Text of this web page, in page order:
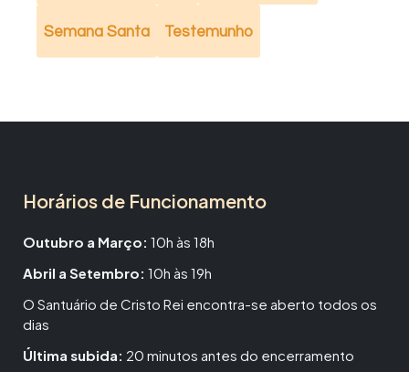
Semana Santa Testemunho
Horários de Funcionamento
Outubro a Março: 10h às 18h
Abril a Setembro: 10h às 19h
O Santuário de Cristo Rei encontra-se aberto todos os
dias
Última subida: 20 minutos antes do encerramento